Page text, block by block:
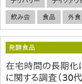
飲み会 食品 外食
発酵食品
在宅時間の長期化
に関する調査（30